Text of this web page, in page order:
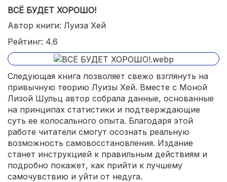
ВСЁ БУДЕТ ХОРОШО!
Автор книги: Луиза Хей
Рейтинг: 4.6
Следующая книга позволяет свежо взглянуть на
привычную теорию Луизы Хей. Вместе с Моной
Лизой Шульц автор собрала данные, основанные
на принципах статистики и подтверждающие
суть ее колосального опыта. Благодаря этой
работе читатели смогут осознать реальную
возможность самовосстановления. Издание
станет инструкцией к правильным действиям и
подробно покажет, как прийти к лучшему
самочувствию и уйти от недуга.